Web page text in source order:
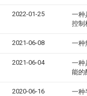
2022-01-25
一种
控制
2021-06-08 一种
2021-06-04
一种
能的
2020-06-16 一种